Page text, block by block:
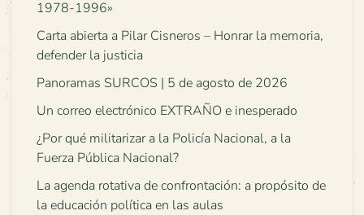
1978-1996»
Carta abierta a Pilar Cisneros – Honrar la memoria,
defender la justicia
Panoramas SURCOS | 5 de agosto de 2026
Un correo electrónico EXTRAÑO e inesperado
¿Por qué militarizar a la Policía Nacional, a la
Fuerza Pública Nacional?
La agenda rotativa de confrontación: a propósito de
la educación política en las aulas